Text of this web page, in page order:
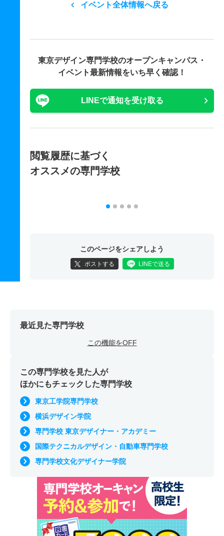
イベント全体情報へ戻る
東京デザイン専門学校のオープンキャンパス・
イベント最新情報をいち早く確認！
LINEで通知を受け取る
閲覧履歴に基づく
オススメの専門学校
このページをシェアしよう
ポストする LINEで送る
最近見た専門学校
この機能をOFF
この専門学校を見た人が
ほかにもチェックした専門学校
東京工学院専門学校
横浜デザイン学院
専門学校 東京デザイナー・アカデミー
国際テクニカルデザイン・自動車専門学校
専門学校文化デザイナー学院